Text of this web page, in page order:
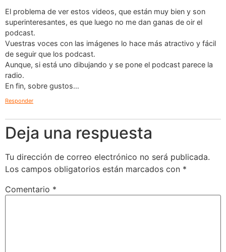
El problema de ver estos videos, que están muy bien y son
superinteresantes, es que luego no me dan ganas de oir el
podcast.
Vuestras voces con las imágenes lo hace más atractivo y fácil
de seguir que los podcast.
Aunque, si está uno dibujando y se pone el podcast parece la
radio.
En fin, sobre gustos…
Responder
Deja una respuesta
Tu dirección de correo electrónico no será publicada.
Los campos obligatorios están marcados con *
Comentario *